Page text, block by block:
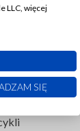
jest
LLC, więcej
SIĘ